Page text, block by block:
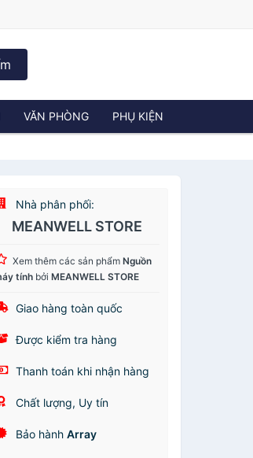
VĂN PHÒNG PHỤ KIỆN
Nhà phân phối:
MEANWELL STORE
Xem thêm các sản phẩmNguồn
tính bởiMEANWELL STORE
Giao hàng toàn quốc
Được kiểm tra hàng
Thanh toán khi nhận hàng
Chất lượng, Uy tín
Bảo hànhArray